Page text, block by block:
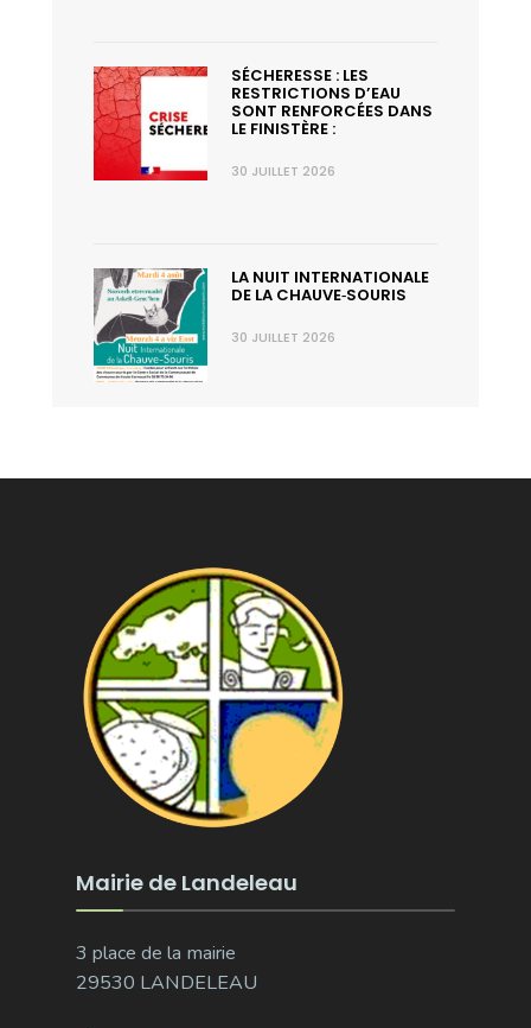
SÉCHERESSE : LES
RESTRICTIONS D’EAU
SONT RENFORCÉES DANS
LE FINISTÈRE :
30 JUILLET 2026
LA NUIT INTERNATIONALE
DE LA CHAUVE‑SOURIS
30 JUILLET 2026
Mairie de Landeleau
3 place de la mairie
29530 LANDELEAU